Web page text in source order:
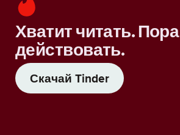
Хватит читать. Пора
действовать.
Скачай Tinder